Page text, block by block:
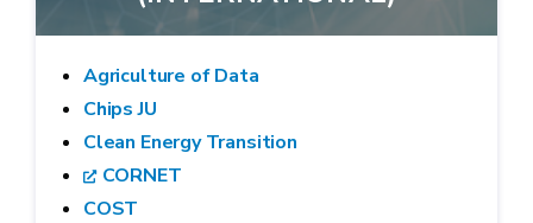
Agriculture of Data
Chips JU
Clean Energy Transition
CORNET
COST